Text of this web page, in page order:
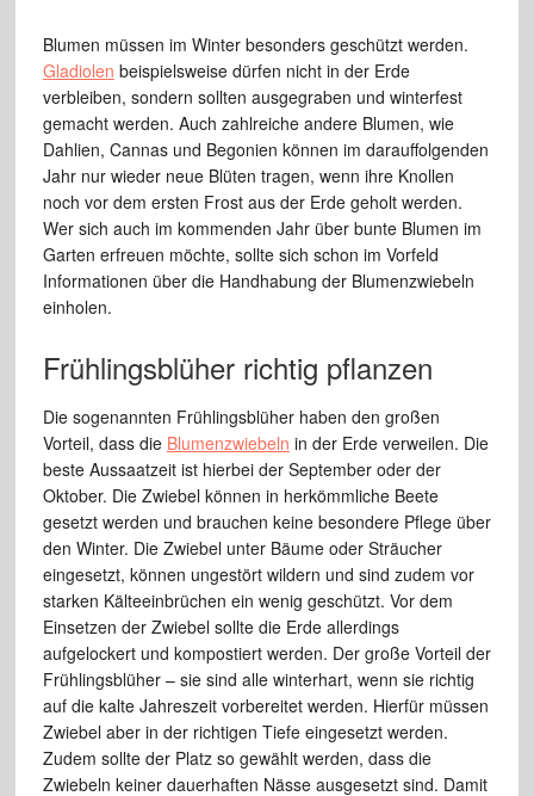
Blumen müssen im Winter besonders geschützt werden.
Gladiolen beispielsweise dürfen nicht in der Erde
verbleiben, sondern sollten ausgegraben und winterfest
gemacht werden. Auch zahlreiche andere Blumen, wie
Dahlien, Cannas und Begonien können im darauffolgenden
Jahr nur wieder neue Blüten tragen, wenn ihre Knollen
noch vor dem ersten Frost aus der Erde geholt werden.
Wer sich auch im kommenden Jahr über bunte Blumen im
Garten erfreuen möchte, sollte sich schon im Vorfeld
Informationen über die Handhabung der Blumenzwiebeln
einholen.
Frühlingsblüher richtig pflanzen
Die sogenannten Frühlingsblüher haben den großen
Vorteil, dass die Blumenzwiebeln in der Erde verweilen. Die
beste Aussaatzeit ist hierbei der September oder der
Oktober. Die Zwiebel können in herkömmliche Beete
gesetzt werden und brauchen keine besondere Pflege über
den Winter. Die Zwiebel unter Bäume oder Sträucher
eingesetzt, können ungestört wildern und sind zudem vor
starken Kälteeinbrüchen ein wenig geschützt. Vor dem
Einsetzen der Zwiebel sollte die Erde allerdings
aufgelockert und kompostiert werden. Der große Vorteil der
Frühlingsblüher – sie sind alle winterhart, wenn sie richtig
auf die kalte Jahreszeit vorbereitet werden. Hierfür müssen
Zwiebel aber in der richtigen Tiefe eingesetzt werden.
Zudem sollte der Platz so gewählt werden, dass die
Zwiebeln keiner dauerhaften Nässe ausgesetzt sind. Damit